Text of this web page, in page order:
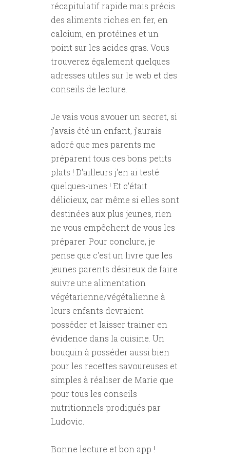
récapitulatif rapide mais précis
des aliments riches en fer, en
calcium, en protéines et un
point sur les acides gras. Vous
trouverez également quelques
adresses utiles sur le web et des
conseils de lecture.
Je vais vous avouer un secret, si
j'avais été un enfant, j'aurais
adoré que mes parents me
préparent tous ces bons petits
plats ! D'ailleurs j'en ai testé
quelques-unes ! Et c'était
délicieux, car même si elles sont
destinées aux plus jeunes, rien
ne vous empêchent de vous les
préparer. Pour conclure, je
pense que c'est un livre que les
jeunes parents désireux de faire
suivre une alimentation
végétarienne/végétalienne à
leurs enfants devraient
posséder et laisser trainer en
évidence dans la cuisine. Un
bouquin à posséder aussi bien
pour les recettes savoureuses et
simples à réaliser de Marie que
pour tous les conseils
nutritionnels prodigués par
Ludovic.
Bonne lecture et bon app !